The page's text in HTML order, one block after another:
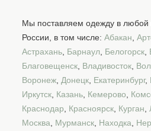
Мы поставляем одежду в любой
России, в том числе: Абакан
Астрахань Барнаул Белогорск
Благовещенск Владивосток
Воронеж Донецк Екатеринбург,
Иркутск Казань Кемерово
Краснодар
Красноярск Курган
Москва
Мурманск Находка